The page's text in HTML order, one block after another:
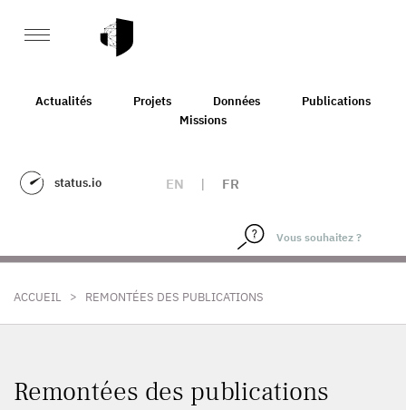
Actualités Projets Données
Publications
Missions
status.io EN | FR
ACCUEIL > REMONTÉES DES PUBLICATIONS
Remontées des publications